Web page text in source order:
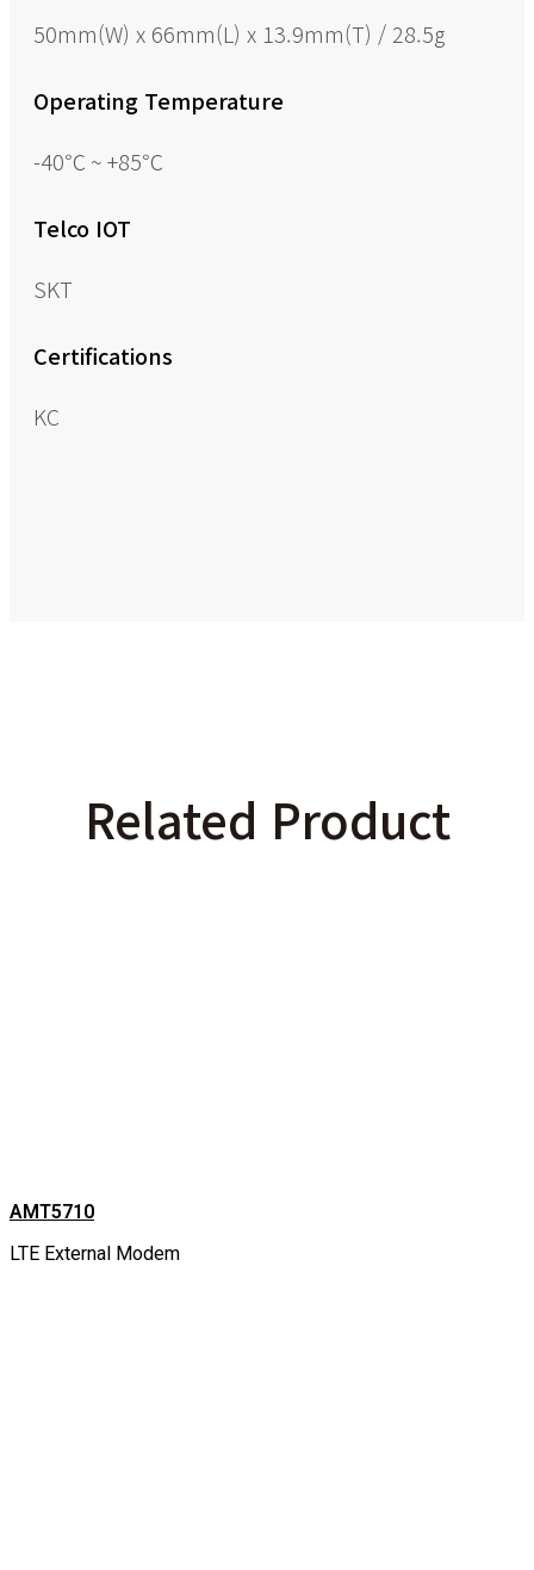
50mm(W) x 66mm(L) x 13.9mm(T) / 28.5g
Operating Temperature
-40℃ ~ +85℃
Telco IOT
SKT
Certifications
KC
Related Product
AMT5710
LTE External Modem